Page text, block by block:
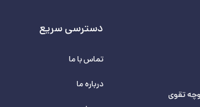
تقوی
دسترسی سریع
تماس با ما
درباره ما